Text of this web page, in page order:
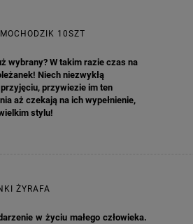
10SZT
wybrany? W takim razie czas na
Niech niezwykłą
przywiezie im ten
aż czekają na ich wypełnienie,
stylu!
ŻYRAFA
w życiu małego człowieka.